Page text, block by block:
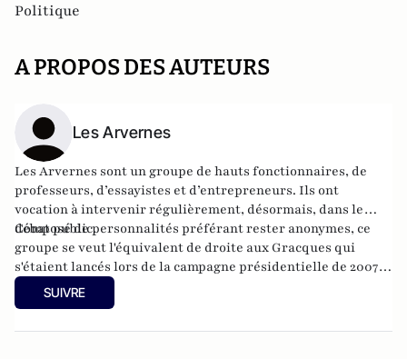
Politique
A PROPOS DES AUTEURS
Les Arvernes
Les Arvernes sont un groupe de hauts fonctionnaires, de
professeurs, d’essayistes et d’entrepreneurs. Ils ont
vocation à intervenir régulièrement, désormais, dans le
débat public.
Composé de personnalités préférant rester anonymes, ce
groupe se veut l'équivalent de droite aux Gracques qui
s'étaient lancés lors de la campagne présidentielle de 2007
en signant un appel à une alliance PS-UDF. Les Arvernes,
eux, souhaitent agir contre le déni de réalité dans lequel
SUIVRE